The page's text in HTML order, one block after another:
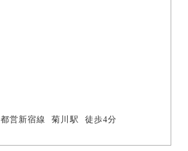
都営新宿線 菊川駅 徒歩4分